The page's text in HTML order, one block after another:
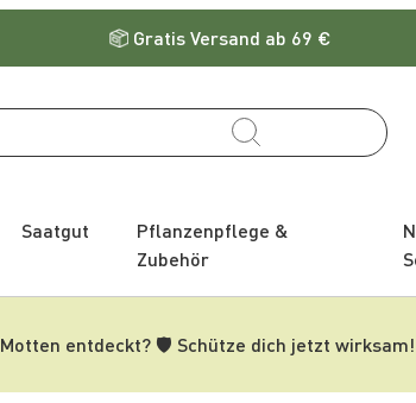
Gratis Versand ab 69 €
Saatgut
Pflanzenpflege &
Zubehör
Motten entdeckt? 🛡️ Schütze dich jetzt